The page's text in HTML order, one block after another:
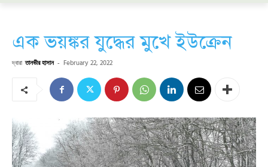
এক ভয়ঙ্কর যুদ্ধের মুখে ইউক্রেন
দ্বারা তানভীর হাসান - February 22, 2022